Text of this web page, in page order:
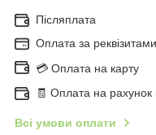
Післяплата
Оплата за реквізитами
💳 Оплата на карту
🧾 Оплата на рахунок
Всі умови оплати